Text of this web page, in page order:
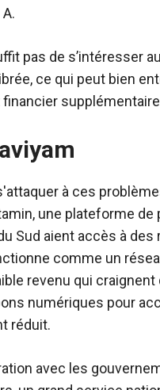
pas de s’intéresser
ce qui peut bien
à ces
une plateforme
Sud aient accès à
comme un
revenu qui
numériques pour
réduit.
avec les